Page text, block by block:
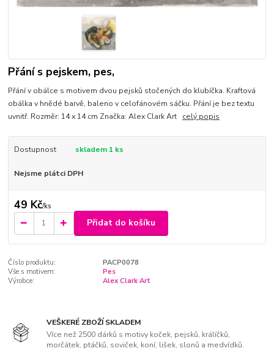
Přání s pejskem, pes,
Přání v obálce s motivem dvou pejsků stočených do klubíčka. Kraftová
obálka v hnědé barvě, baleno v celofánovém sáčku. Přání je bez textu
uvnitř. Rozměr: 14 x 14 cm Značka: Alex Clark Art celý popis
Dostupnost skladem 1 ks
Nejsme plátci DPH
49 Kč/ks
Přidat do košíku
Číslo produktu:
PACP0078
Vše s motivem:
Pes
Výrobce:
Alex Clark Art
VEŠKERÉ ZBOŽÍ SKLADEM
Více než 2500 dárků s motivy koček, pejsků, králíčků,
morčátek, ptáčků, soviček, koní, lišek, slonů a medvídků.